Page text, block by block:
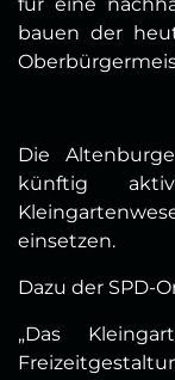
bauen der
Die
künftig
einsetzen.
Dazu der SPD-
„Das